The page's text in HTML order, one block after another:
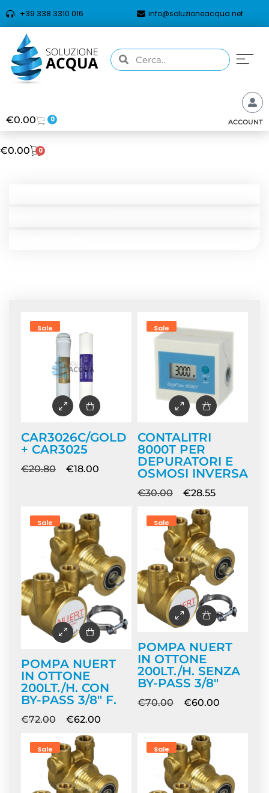
+39 338 3310 016 info@soluzioneacqua.net
€0.00 0 ACCOUNT
€0.00 0
Sale
CAR3026C/GOLD
+ CAR3025
€20.80 €18.00
Sale
CONTALITRI
8000T PER
DEPURATORI E
OSMOSI INVERSA
€30.00 €28.55
Sale
POMPA NUERT
IN OTTONE
200LT./H. CON
BY-PASS 3/8″ F.
€72.00 €62.00
Sale
POMPA NUERT
IN OTTONE
200LT./H. SENZA
BY-PASS 3/8″
€70.00 €60.00
Sale Sale